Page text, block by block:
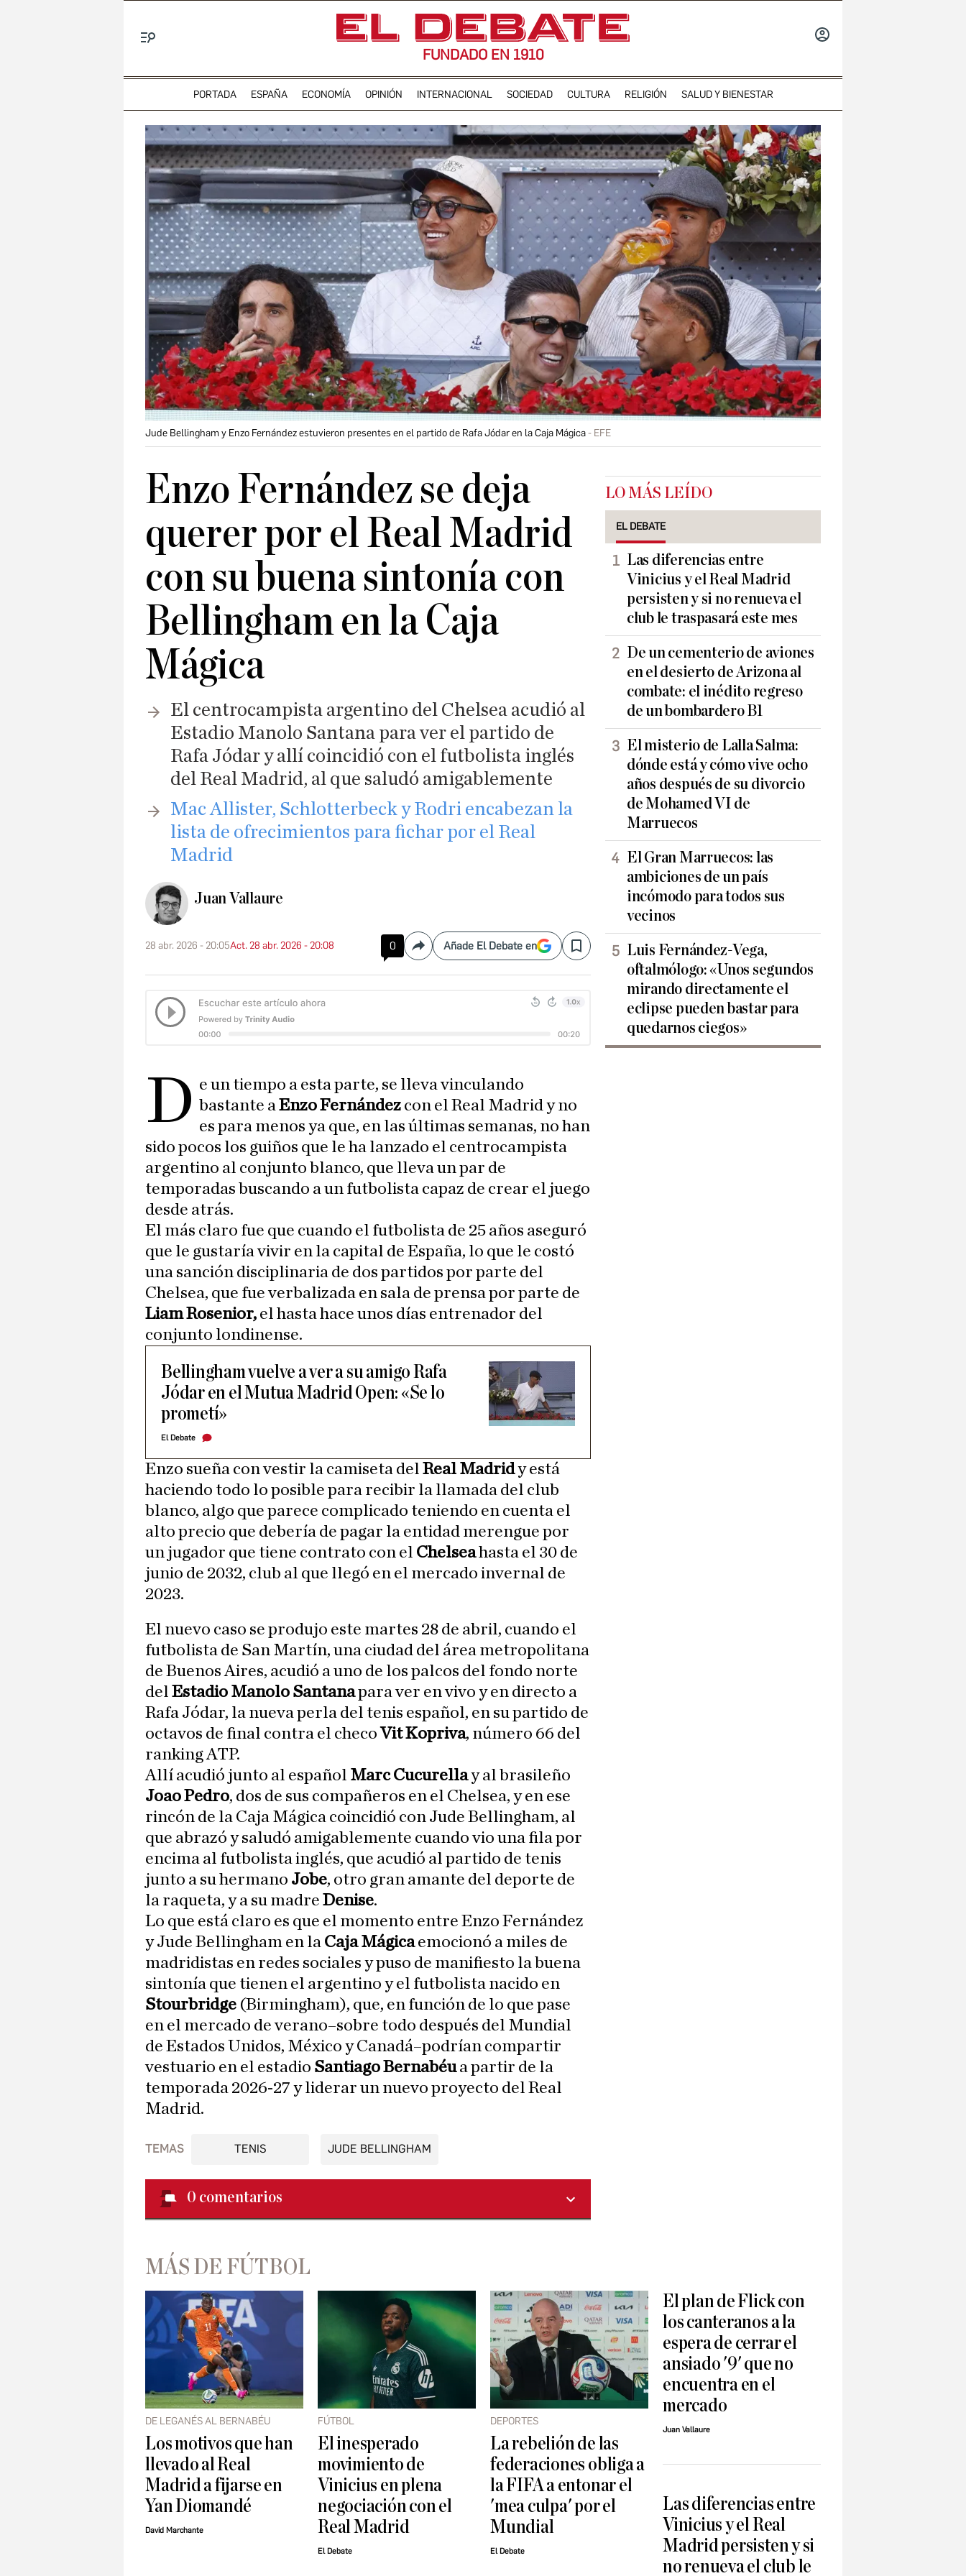
FUNDADO EN 1910
PORTADA ESPAÑA ECONOMÍA OPINIÓN INTERNACIONAL SOCIEDAD CULTURA RELIGIÓN SALUD Y BIENESTAR
Jude Bellingham y Enzo Fernández estuvieron presentes en el partido de Rafa Jódar en la Caja Mágica EFE
Enzo Fernández se deja
querer por el Real Madrid
con su buena sintonía con
Bellingham en la Caja
Mágica
El centrocampista argentino del Chelsea acudió al
Estadio Manolo Santana para ver el partido de
Rafa Jódar y allí coincidió con el futbolista inglés
del Real Madrid, al que saludó amigablemente
Mac Allister, Schlotterbeck y Rodri encabezan la
lista de ofrecimientos para fichar por el Real
Madrid
Juan Vallaure
28 abr. 2026 - 20:05Act. 28 abr. 2026 - 20:08 0 CompartirAñade El Debate en Save
D e un tiempo a esta parte, se lleva vinculando
bastante aEnzo Fernández con el Real Madrid y no
es para menos ya que, en las últimas semanas, no han
sido pocos los guiños que le ha lanzado el centrocampista
argentino al conjunto blanco, que lleva un par de
temporadas buscando a un futbolista capaz de crear el juego
desde atrás.
El más claro fue que cuando el futbolista de 25 años aseguró
que le gustaría vivir en la capital de España, lo que le costó
una sanción disciplinaria de dos partidos por parte del
Chelsea, que fue verbalizada en sala de prensa por parte de
Liam Rosenior, el hasta hace unos días entrenador del
conjunto londinense.
Bellingham vuelve a ver a su amigo Rafa
Jódar en el Mutua Madrid Open: «Se lo
prometí»
El Debate
Enzo sueña con vestir la camiseta del Real Madridy está
haciendo todo lo posible para recibir la llamada del club
blanco, algo que parece complicado teniendo en cuenta el
alto precio que debería de pagar la entidad merengue por
un jugador que tiene contrato con el Chelseahasta el 30 de
junio de 2032, club al que llegó en el mercado invernal de
2023.
El nuevo caso se produjo este martes 28 de abril, cuando el
futbolista de San Martín, una ciudad del área metropolitana
de Buenos Aires, acudió a uno de los palcos del fondo norte
del Estadio Manolo Santanapara ver en vivo y en directo a
Rafa Jódar, la nueva perla del tenis español, en su partido de
octavos de final contra el checoVit Kopriva, número 66 del
ranking ATP.
Allí acudió junto al español Marc Cucurellay al brasileño
Joao Pedro, dos de sus compañeros en el Chelsea, y en ese
rincón de la Caja Mágica coincidió con Jude Bellingham, al
que abrazó y saludó amigablemente cuando vio una fila por
encima al futbolista inglés, que acudió al partido de tenis
junto a su hermano Jobe, otro gran amante del deporte de
la raqueta, y a su madre Denise.
Lo que está claro es que el momento entre Enzo Fernández
y Jude Bellingham en la Caja Mágicaemocionó a miles de
madridistas en redes sociales y puso de manifiesto la buena
sintonía que tienen el argentino y el futbolista nacido en
Stourbridge (Birmingham), que, en función de lo que pase
en el mercado de verano–sobre todo después del Mundial
de Estados Unidos, México y Canadá–podrían compartir
vestuario en el estadio Santiago Bernabéua partir de la
temporada 2026-27 y liderar un nuevo proyecto del Real
Madrid.
TEMAS TENIS JUDE BELLINGHAM
0 comentarios
LO MÁS LEÍDO
EL DEBATE
Las diferencias entre
Vinicius y el Real Madrid
persisten y si no renueva el
club le traspasará este mes
De un cementerio de aviones
en el desierto de Arizona al
combate: el inédito regreso
de un bombardero B1
El misterio de Lalla Salma:
dónde está y cómo vive ocho
años después de su divorcio
de Mohamed VI de
Marruecos
El Gran Marruecos: las
ambiciones de un país
incómodo para todos sus
vecinos
Luis Fernández-Vega,
oftalmólogo: «Unos segundos
mirando directamente el
eclipse pueden bastar para
quedarnos ciegos»
MÁS DE FÚTBOL
DE LEGANÉS AL BERNABÉU
Los motivos que han
llevado al Real
Madrid a fijarse en
Yan Diomandé
David Marchante
FÚTBOL
El inesperado
movimiento de
Vinicius en plena
negociación con el
Real Madrid
El Debate
DEPORTES
La rebelión de las
federaciones obliga a
la FIFA a entonar el
'mea culpa' por el
Mundial
El Debate
El plan de Flick con
los canteranos a la
espera de cerrar el
ansiado '9' que no
encuentra en el
mercado
Juan Vallaure
Las diferencias entre
Vinicius y el Real
Madrid persisten y si
no renueva el club le